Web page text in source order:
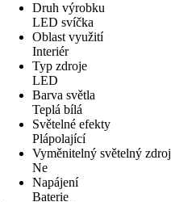
Druh výrobku
LED svíčka
Oblast využití
Interiér
Typ zdroje
LED
Barva světla
Teplá bílá
Světelné efekty
Plápolající
Vyměnitelný světelný zdroj
Ne
Napájení
Baterie